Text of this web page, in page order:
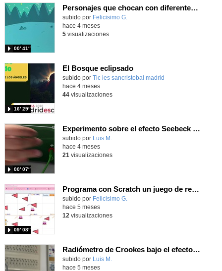
Personajes que chocan con diferentes efectos programando con Scratch
Contenido educativo.
subido por Felicisimo G.
00′ 41″
hace 4 meses
5visualizaciones
El Bosque eclipsado
Contenido educativo.
subido por Tic ies sancristobal madrid
16′ 29″
hace 4 meses
44visualizaciones
Experimento sobre el efecto Seebeck realizado en el stand del IES Enrique Tierno Galván de Parla
Contenido educativo.
subido por Luis M.
00′ 07″
hace 4 meses
21 visualizaciones
Programa con Scratch un juego de recoger tartas usando un scroll horizontal
Contenido educativo.
subido por Felicisimo G.
09′ 08″
hace 5 meses
12 visualizaciones
Radiómetro de Crookes bajo el efecto de luz UV, VIS e IR
Contenido educativo.
subido por Luis M.
hace 5 meses